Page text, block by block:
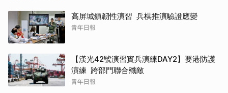
高屏城鎮韌性演習 兵棋推演驗證應變
青年日報
【漢光42號演習實兵演練DAY2】要港防護
演練 跨部門聯合殲敵
青年日報